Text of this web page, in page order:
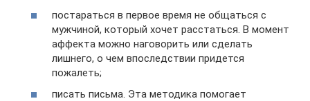
постараться в первое время не общаться с
мужчиной, который хочет расстаться. В момент
аффекта можно наговорить или сделать
лишнего, о чем впоследствии придется
пожалеть;
писать письма. Эта методика помогает